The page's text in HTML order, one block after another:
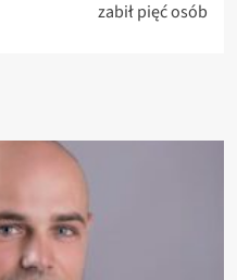
zabił pięć osób